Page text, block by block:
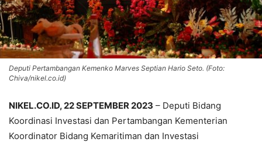
Deputi Pertambangan Kemenko Marves Septian Hario Seto. (Foto:
Chiva/nikel.co.id)
NIKEL.CO.ID, 22 SEPTEMBER 2023 – Deputi Bidang
Koordinasi Investasi dan Pertambangan Kementerian
Koordinator Bidang Kemaritiman dan Investasi